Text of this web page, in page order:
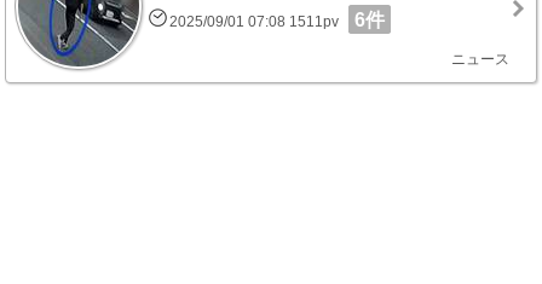
2025/09/01 07:08 1511pv 6件
ニュース